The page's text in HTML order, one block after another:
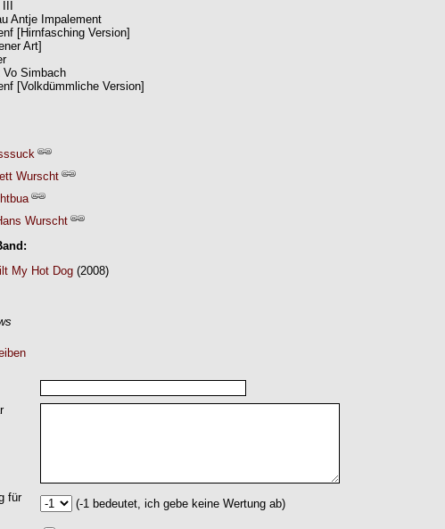
Antje Impalement
[Hirnfasching Version]
Art]
Vo Simbach
[Volkdümmliche Version]
Wurscht
Wurscht
My Hot Dog (2008)
für
(-1 bedeutet, ich gebe keine Wertung ab)